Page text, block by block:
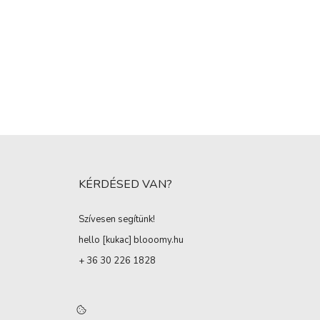
KÉRDÉSED VAN?
Szívesen segítünk!
hello [kukac] blooomy.hu
+ 36 30 226 1828